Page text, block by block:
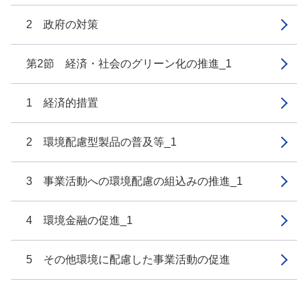
2 政府の対策
第2節 経済・社会のグリーン化の推進_1
1 経済的措置
2 環境配慮型製品の普及等_1
3 事業活動への環境配慮の組込みの推進_1
4 環境金融の促進_1
5 その他環境に配慮した事業活動の促進